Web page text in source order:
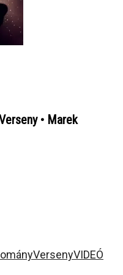
• Marek
VersenyVIDEÓ